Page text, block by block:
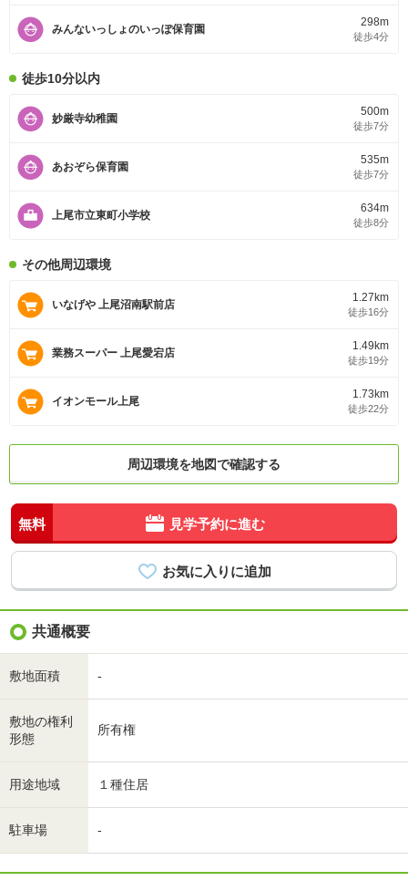
みんないっしょのいっぽ保育園
298m
徒歩4分
徒歩10分以内
妙厳寺幼稚園
500m
徒歩7分
あおぞら保育園
535m
徒歩7分
上尾市立東町小学校
634m
徒歩8分
その他周辺環境
いなげや 上尾沼南駅前店
1.27km
徒歩16分
業務スーパー 上尾愛宕店
1.49km
徒歩19分
イオンモール上尾
1.73km
徒歩22分
周辺環境を地図で確認する
無料 見学予約に進む
共通概要
敷地面積 -
敷地の権利
形態
所有権
用途地域 １種住居
駐車場 -